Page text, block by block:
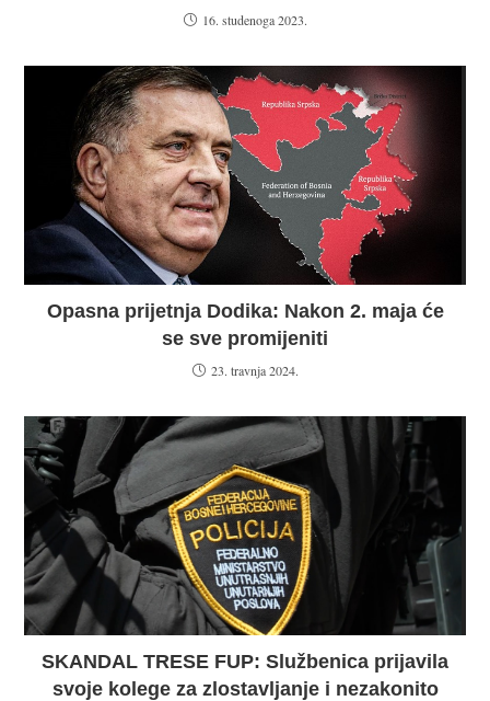
16. studenoga 2023.
Opasna prijetnja Dodika: Nakon 2. maja će
se sve promijeniti
23. travnja 2024.
SKANDAL TRESE FUP: Službenica prijavila
svoje kolege za zlostavljanje i nezakonito